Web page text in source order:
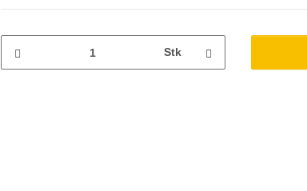
Stk